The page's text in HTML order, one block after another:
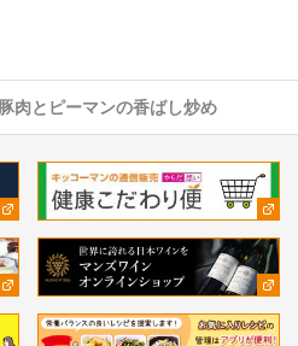
豚肉とピーマンの香ばし炒め